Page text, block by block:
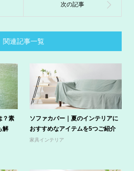
関連記事一覧
？素
解
ソファカバー｜夏のインテリアに
おすすめなアイテムを5つご紹介
家具インテリア